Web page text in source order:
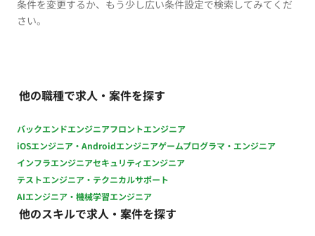
条件を変更するか、もう少し広い条件設定で検索してみてくだ
さい。
他の職種で求人・案件を探す
バックエンドエンジニアフロントエンジニア
iOSエンジニア・Androidエンジニアゲームプログラマ・エンジニア
インフラエンジニアセキュリティエンジニア
テストエンジニア・テクニカルサポート
AIエンジニア・機械学習エンジニア
他のスキルで求人・案件を探す